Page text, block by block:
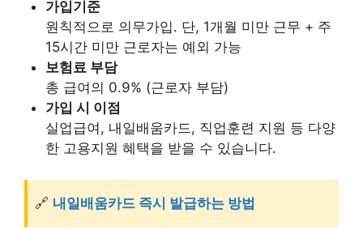
가입기준
원칙적으로 의무가입. 단, 1개월 미만 근무 + 주
15시간 미만 근로자는 예외 가능
보험료 부담
총 급여의 0.9% (근로자 부담)
가입 시 이점
실업급여, 내일배움카드, 직업훈련 지원 등 다양
한 고용지원 혜택을 받을 수 있습니다.
🔗 내일배움카드 즉시 발급하는 방법